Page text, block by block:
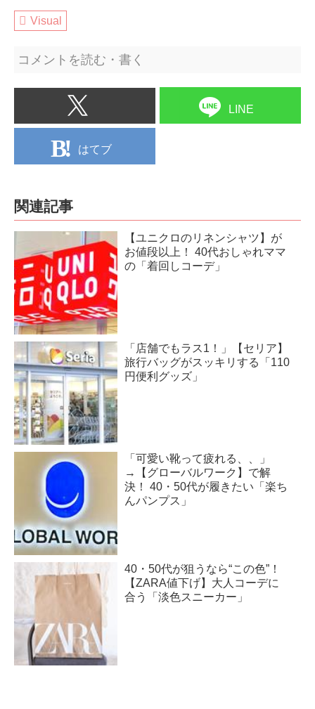
Visual
コメントを読む・書く
LINE
はてブ
関連記事
【ユニクロのリネンシャツ】が
お値段以上！ 40代おしゃれママ
の「着回しコーデ」
「店舗でもラス1！」【セリア】
旅行バッグがスッキリする「110
円便利グッズ」
「可愛い靴って疲れる、、」
→【グローバルワーク】で解
決！ 40・50代が履きたい「楽ち
んパンプス」
40・50代が狙うなら“この色”！
【ZARA値下げ】大人コーデに
合う「淡色スニーカー」